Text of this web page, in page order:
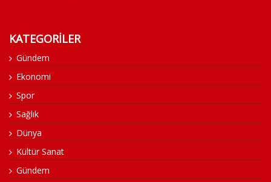
KATEGORİLER
Gündem
Ekonomi
Spor
Sağlık
Dünya
Kültür Sanat
Gündem